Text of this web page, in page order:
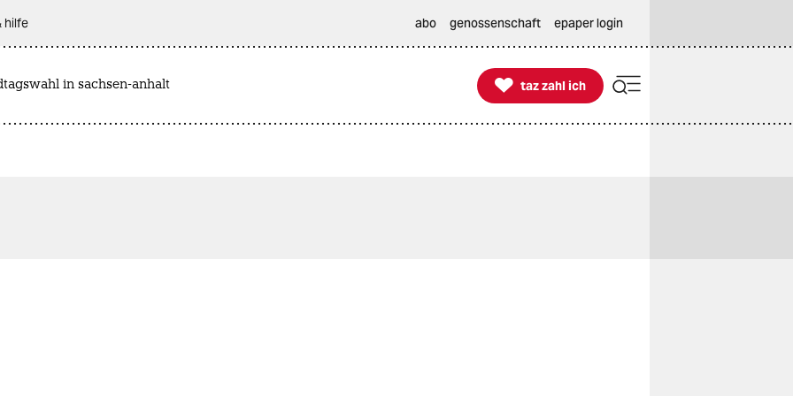
hilfe abo genossenschaft epaper login
in sachsen-anhalt 
taz zahl ich
taz zahl ich